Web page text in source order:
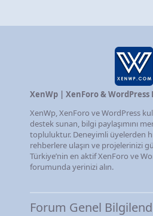
XenWp | XenForo &
XenWp, XenForo ve WordPress
destek sunan, bilgi paylaşımını
topluluktur. Deneyimli üyelerden
rehberlere ulaşın ve projelerinizi
Türkiye’nin en aktif XenForo ve
forumunda yerinizi alın.
Forum Genel